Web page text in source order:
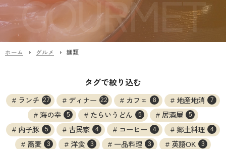
ホーム グルメ 麺類
タグで絞り込む
ランチ 27 ディナー 22 カフェ 8 地産地消 7
海の幸 5 たらいうどん 5 居酒屋 5
内子豚 5 古民家 4 コーヒー 4 郷土料理 4
蕎麦 3 洋食 3 一品料理 3 英語OK 3